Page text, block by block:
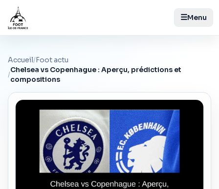
☰Menu
Accueil/Foot actu
/
Chelsea vs Copenhague : Aperçu, prédictions et
compositions